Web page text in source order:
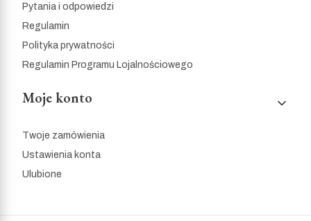
Pytania i odpowiedzi
Regulamin
Polityka prywatności
Regulamin Programu Lojalnościowego
Moje konto
Twoje zamówienia
Ustawienia konta
Ulubione